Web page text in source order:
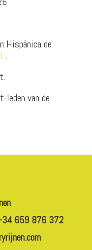
Hispánica de
.
leden van de
659 876 372